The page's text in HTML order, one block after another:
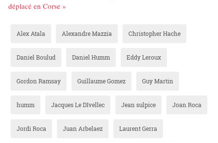
déplacé en Corse »
Alex Atala Alexandre Mazzia Christopher Hache
Daniel Boulud Daniel Humm Eddy Leroux
Gordon Ramsay Guillaume Gomez Guy Martin
humm Jacques Le DIvellec Jean sulpice Joan Roca
Jordi Roca Juan Arbelaez Laurent Gerra